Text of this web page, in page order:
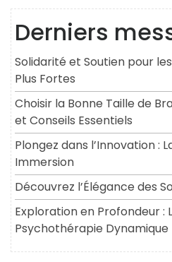
Derniers
Solidarité et Soutien pour
Plus Fortes
Choisir la Bonne Taille de
et Conseils Essentiels
Plongez dans l’Innovation :
Immersion
Découvrez l’Élégance des
Exploration en Profondeur :
Psychothérapie Dynamique